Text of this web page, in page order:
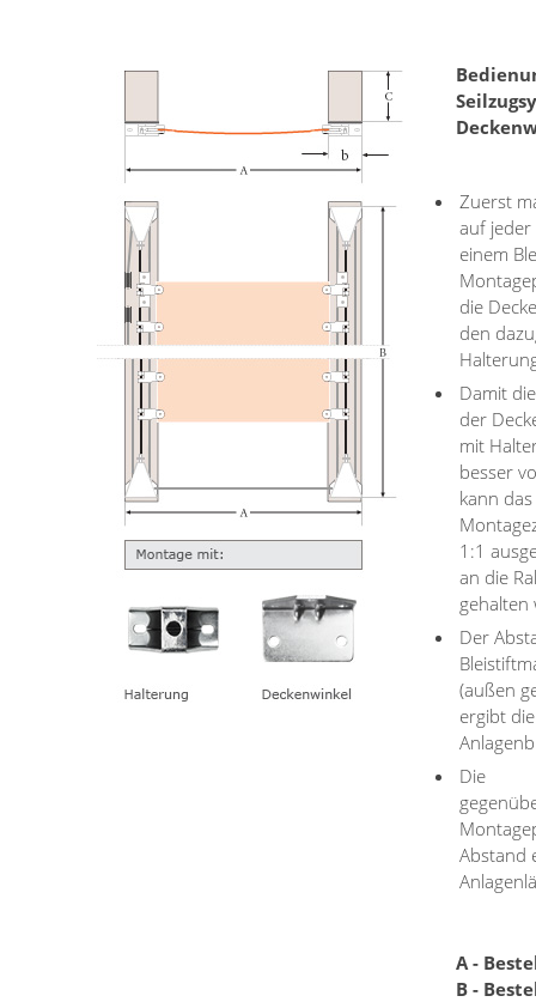
Zuerst
auf jeder
einem
die
den
Damit
der
mit
besser
kann das
1:1
an die
gehalten
Der
(außen
ergibt die
Die
Abstand
A -
B -